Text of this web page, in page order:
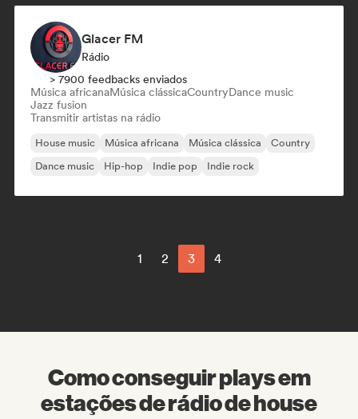
Glacer FM
Rádio
> 7900 feedbacks enviados
Música africanaMúsica clássicaCountryDance music
Jazz fusion
Transmitir artistas na rádio
House music Música africana Música clássica
Country
Dance music
Hip-hop Indie pop Indie rock
1 2 3 4
Como conseguir plays em
estações de rádio de house